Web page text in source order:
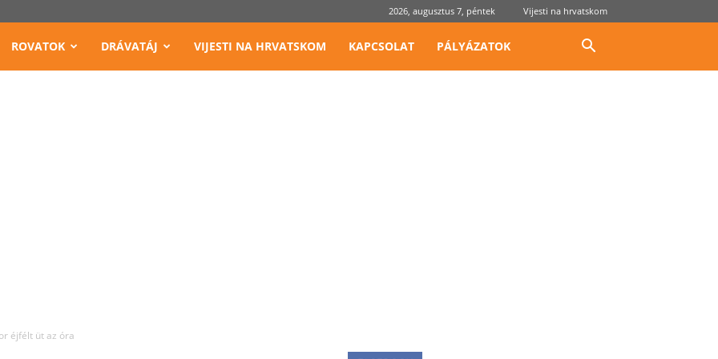
2026, augusztus 7, péntek Vijesti na hrvatskom
ROVATOK DRÁVATÁJ VIJESTI NA HRVATSKOM KAPCSOLAT PÁLYÁZATOK
éjfélt üt az óra